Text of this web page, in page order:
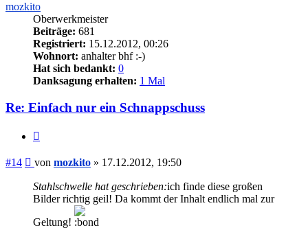
mozkito
Oberwerkmeister
Beiträge: 681
Registriert: 15.12.2012, 00:26
Wohnort: anhalter bhf :-)
Hat sich bedankt: 0
Danksagung erhalten: 1 Mal
Re: Einfach nur ein Schnappschuss
#14 Beitrag
von mozkito » 17.12.2012, 19:50
Stahlschwelle hat geschrieben:ich finde diese großen
Bilder richtig geil! Da kommt der Inhalt endlich mal zur
Geltung!